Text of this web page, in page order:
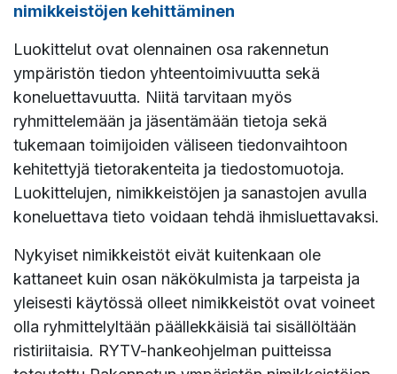
nimikkeistöjen kehittäminen
Luokittelut ovat olennainen osa rakennetun
ympäristön tiedon yhteentoimivuutta sekä
koneluettavuutta. Niitä tarvitaan myös
ryhmittelemään ja jäsentämään tietoja sekä
tukemaan toimijoiden väliseen tiedonvaihtoon
kehitettyjä tietorakenteita ja tiedostomuotoja.
Luokittelujen, nimikkeistöjen ja sanastojen avulla
koneluettava tieto voidaan tehdä ihmisluettavaksi.
Nykyiset nimikkeistöt eivät kuitenkaan ole
kattaneet kuin osan näkökulmista ja tarpeista ja
yleisesti käytössä olleet nimikkeistöt ovat voineet
olla ryhmittelyltään päällekkäisiä tai sisällöltään
ristiriitaisia. RYTV-hankeohjelman puitteissa